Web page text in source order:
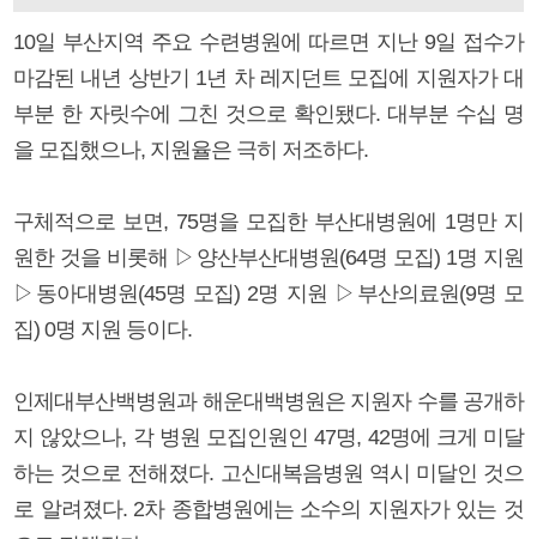
10일 부산지역 주요 수련병원에 따르면 지난 9일 접수가
마감된 내년 상반기 1년 차 레지던트 모집에 지원자가 대
부분 한 자릿수에 그친 것으로 확인됐다. 대부분 수십 명
을 모집했으나, 지원율은 극히 저조하다.
구체적으로 보면, 75명을 모집한 부산대병원에 1명만 지
원한 것을 비롯해 ▷양산부산대병원(64명 모집) 1명 지원
▷동아대병원(45명 모집) 2명 지원 ▷부산의료원(9명 모
집) 0명 지원 등이다.
인제대부산백병원과 해운대백병원은 지원자 수를 공개하
지 않았으나, 각 병원 모집인원인 47명, 42명에 크게 미달
하는 것으로 전해졌다. 고신대복음병원 역시 미달인 것으
로 알려졌다. 2차 종합병원에는 소수의 지원자가 있는 것